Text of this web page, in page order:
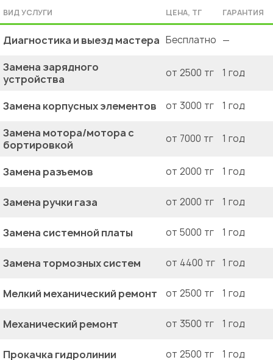
ВИД УСЛУГИ ЦЕНА, ТГ ГАРАНТИЯ
Диагностика и выезд мастера Бесплатно —
Замена зарядного
устройства
от 2500 тг 1 год
Замена корпусных элементов от 3000 тг 1 год
Замена мотора/мотора с
бортировкой
от 7000 тг 1 год
Замена разъемов от 2000 тг 1 год
Замена ручки газа от 2000 тг 1 год
Замена системной платы от 5000 тг 1 год
Замена тормозных систем от 4400 тг 1 год
Мелкий механический ремонт от 2500 тг 1 год
Механический ремонт от 3500 тг 1 год
Прокачка гидролинии от 2500 тг 1 год